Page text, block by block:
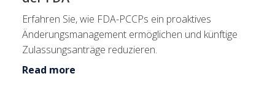
Erfahren Sie, wie FDA-PCCPs ein proaktives
Änderungsmanagement ermöglichen und künftige
Zulassungsanträge reduzieren.
Read more